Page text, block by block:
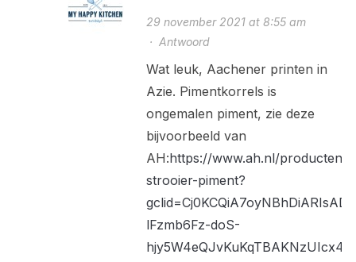
29 november 2021 at 8:55 am
· Antwoord
Wat leuk, Aachener printen in
Azie. Pimentkorrels is
ongemalen piment, zie deze
bijvoorbeeld van
AH:https://www.ah.nl/producten/
strooier-piment?
lFzmb6Fz-doS-